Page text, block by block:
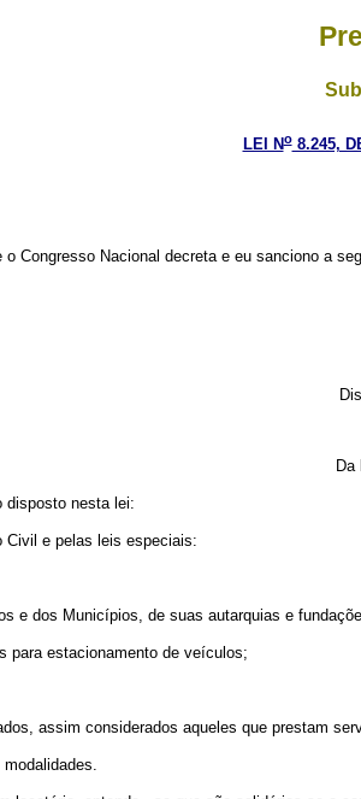
LEI No8.245,
o Congresso Nacional decreta e eu sanciono a
Da
disposto nesta lei:
Civil e pelas leis especiais:
e dos Municípios, de suas autarquias e
para estacionamento de veículos;
assim considerados aqueles que prestam